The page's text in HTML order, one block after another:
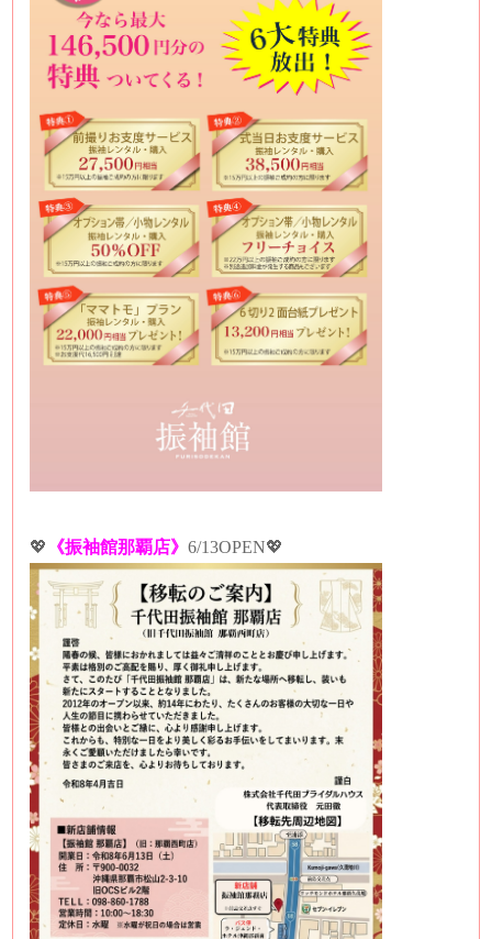
💖 《振袖館那覇店》6/13OPEN💖